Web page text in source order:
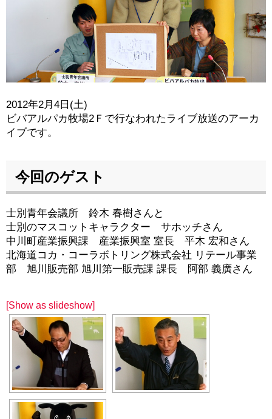
2012年2月4日(土)
ビバアルパカ牧場2Ｆで行なわれたライブ放送のアーカ
イブです。
今回のゲスト
士別青年会議所 鈴木 春樹さんと
士別のマスコットキャラクター サホッチさん
中川町産業振興課 産業振興室 室長 平木 宏和さん
北海道コカ・コーラボトリング株式会社 リテール事業
部 旭川販売部 旭川第一販売課 課長 阿部 義廣さん
[Show as slideshow]